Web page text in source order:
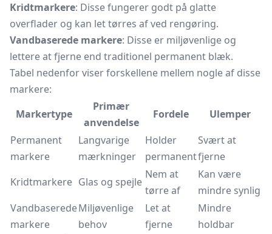
Kridtmarkere: Disse fungerer godt på glatte
overflader og kan let tørres af ved rengøring.
Vandbaserede markere: Disse er miljøvenlige og
lettere at fjerne end traditionel permanent blæk.
Tabel nedenfor viser forskellene mellem nogle af disse
markere:
Markertype
Primær
anvendelse
Fordele
Ulemper
Permanent
markere
Langvarige
mærkninger
Holder
permanent
Svært at
fjerne
Kridtmarkere Glas og spejle
Nem at
tørre af
Kan være
mindre synlig
Vandbaserede
markere
Miljøvenlige
behov
Let at
fjerne
Mindre
holdbar